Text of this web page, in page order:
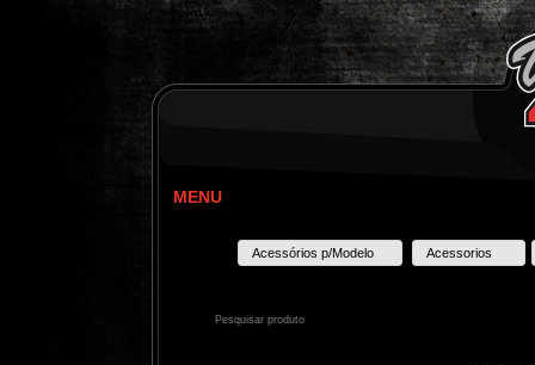
MENU
Acessórios p/Modelo Acessorios